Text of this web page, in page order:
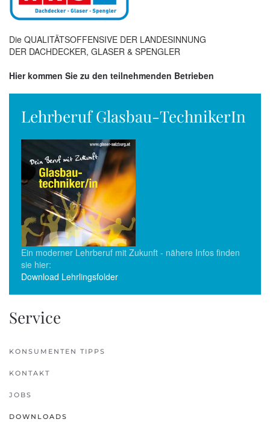
Die QUALITÄTSOFFENSIVE DER LANDESINNUNG
DER DACHDECKER, GLASER & SPENGLER
Hier kommen Sie zu den teilnehmenden Betrieben
Lehrberuf Glasbau-TechnikerIn
Ein moderner Lehrberuf mit Zukunft - nähere Infos finden
sie hier:
Download Lehrlingsfolder
Service
KONSUMENTEN TIPPS
KONTAKT
JOBS
DOWNLOADS